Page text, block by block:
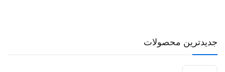
جدیدترین محصولات